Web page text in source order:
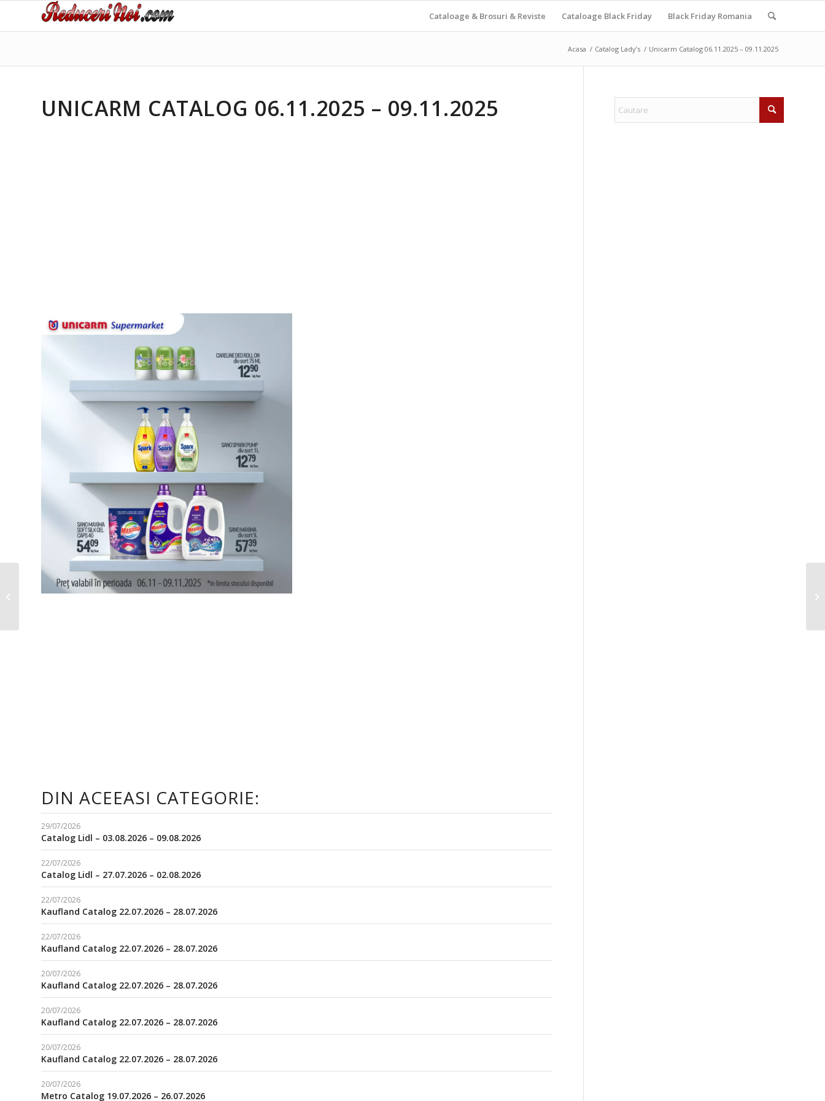
Cataloage & Brosuri & Reviste Cataloage Black Friday Black Friday Romania
Acasa / Catalog Lady’s / Unicarm Catalog 06.11.2025 – 09.11.2025
UNICARM CATALOG 06.11.2025 – 09.11.2025
DIN ACEEASI CATEGORIE:
29/07/2026
Catalog Lidl – 03.08.2026 – 09.08.2026
22/07/2026
Catalog Lidl – 27.07.2026 – 02.08.2026
22/07/2026
Kaufland Catalog 22.07.2026 – 28.07.2026
22/07/2026
Kaufland Catalog 22.07.2026 – 28.07.2026
20/07/2026
Kaufland Catalog 22.07.2026 – 28.07.2026
20/07/2026
Kaufland Catalog 22.07.2026 – 28.07.2026
20/07/2026
Kaufland Catalog 22.07.2026 – 28.07.2026
20/07/2026
Metro Catalog 19.07.2026 – 26.07.2026
Penny Catalog